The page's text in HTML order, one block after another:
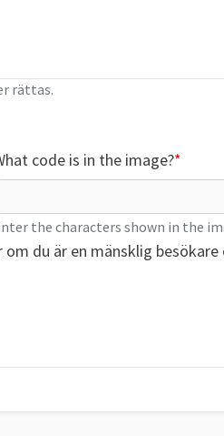
rättas.
code is in the image?
the characters shown in the
om du är en mänsklig